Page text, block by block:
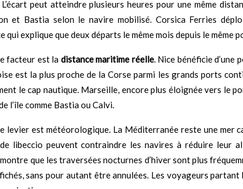
L’écart peut atteindre plusieurs heures pour une même
et Bastia selon le navire mobilisé. Corsica Ferries
qui explique que deux départs le même mois depuis le même
facteur est la distance maritime réelle. Nice bénéficie
est la plus proche de la Corse parmi les grands ports
le cap nautique. Marseille, encore plus éloignée vers le
l’île comme Bastia ou Calvi.
levier est météorologique. La Méditerranée reste une mer
libeccio peuvent contraindre les navires à réduire leur
que les traversées nocturnes d’hiver sont plus
sans pour autant être annulées. Les voyageurs